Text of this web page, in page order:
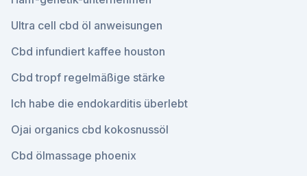
Ultra cell cbd öl anweisungen
Cbd infundiert kaffee houston
Cbd tropf regelmäßige stärke
Ich habe die endokarditis überlebt
Ojai organics cbd kokosnussöl
Cbd ölmassage phoenix